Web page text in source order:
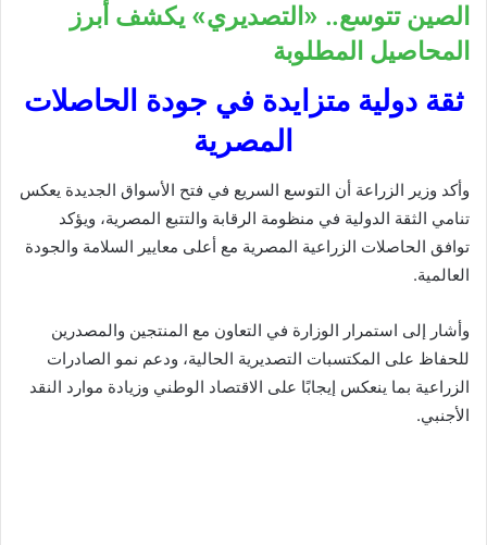
الصين تتوسع.. «التصديري» يكشف أبرز
المحاصيل المطلوبة
ثقة دولية متزايدة في جودة الحاصلات
المصرية
وأكد وزير الزراعة أن التوسع السريع في فتح الأسواق الجديدة يعكس
تنامي الثقة الدولية في منظومة الرقابة والتتبع المصرية، ويؤكد
توافق الحاصلات الزراعية المصرية مع أعلى معايير السلامة والجودة
العالمية.
وأشار إلى استمرار الوزارة في التعاون مع المنتجين والمصدرين
للحفاظ على المكتسبات التصديرية الحالية، ودعم نمو الصادرات
الزراعية بما ينعكس إيجابًا على الاقتصاد الوطني وزيادة موارد النقد
الأجنبي.